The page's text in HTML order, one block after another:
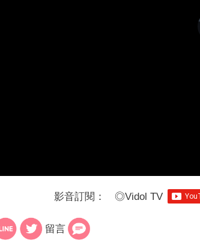
影音訂閱： ◎Vidol TV
留言